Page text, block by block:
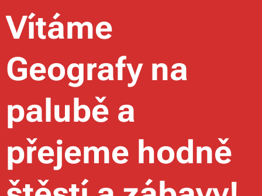
Vítáme
Geografy na
palubě a
přejeme hodně